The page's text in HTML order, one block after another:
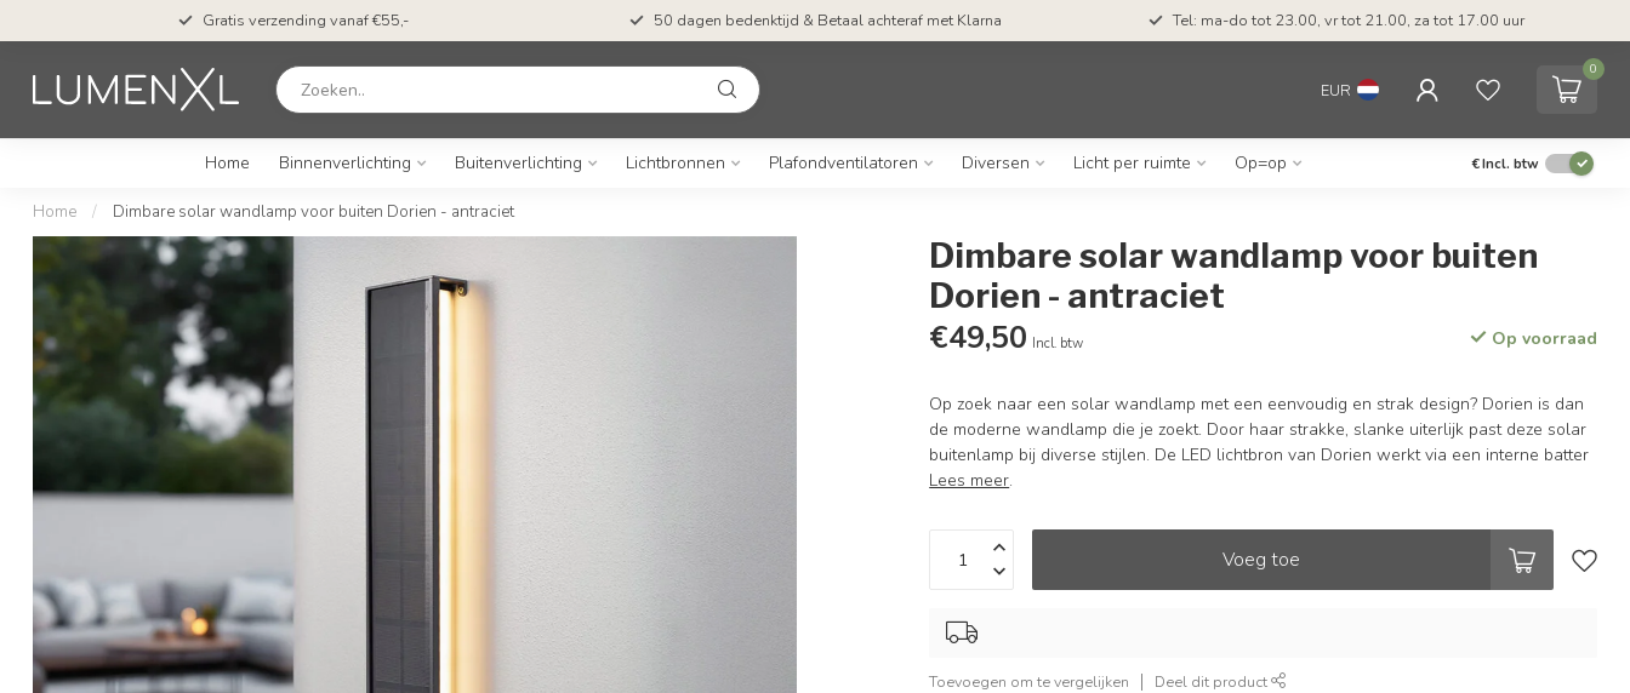
Gratis verzending vanaf €55,- 50 dagen bedenktijd & Betaal achteraf met Klarna Tel: ma-do tot 23.00, vr tot 21.00, za tot 17.00 uur
EUR
0
Home Binnenverlichting Buitenverlichting Lichtbronnen Plafondventilatoren Diversen Licht per ruimte Op=op €Incl. btw
Home / Dimbare solar wandlamp voor buiten Dorien - antraciet
Dimbare solar wandlamp voor buiten
Dorien - antraciet
€49,50 Incl. btw Op voorraad
Op zoek naar een solar wandlamp met een eenvoudig en strak design? Dorien is dan
de moderne wandlamp die je zoekt. Door haar strakke, slanke uiterlijk past deze solar
buitenlamp bij diverse stijlen. De LED lichtbron van Dorien werkt via een interne batter
Lees meer.
Voeg toe
Toevoegen om te vergelijken Deel dit product